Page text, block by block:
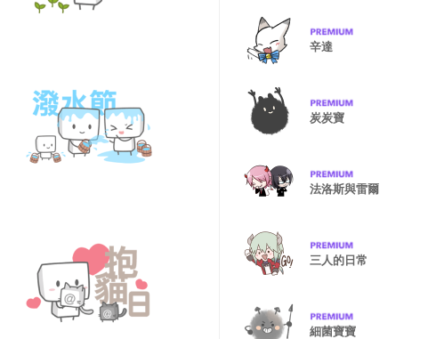
辛達
炭炭寶
法洛斯與雷爾
三人的日常
細菌寶寶